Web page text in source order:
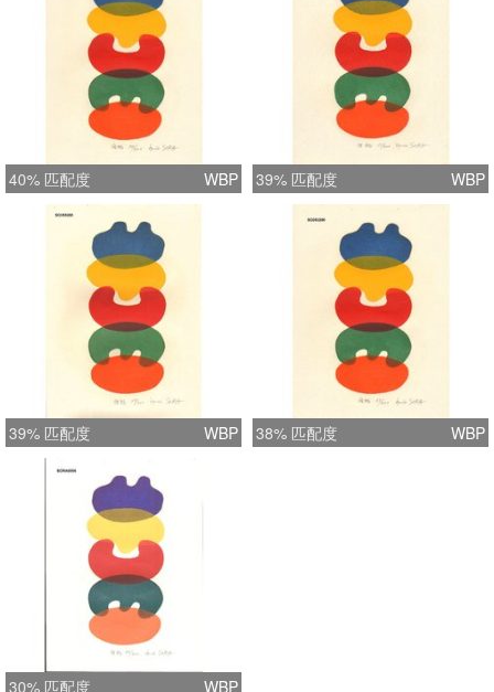
40% 匹配度 WBP 39% 匹配度 WBP
39% 匹配度 WBP 38% 匹配度 WBP
30% 匹配度 WBP